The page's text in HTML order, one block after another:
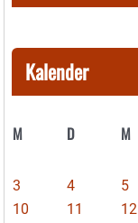
Kalender
M D M
3
4 5
10
11 12